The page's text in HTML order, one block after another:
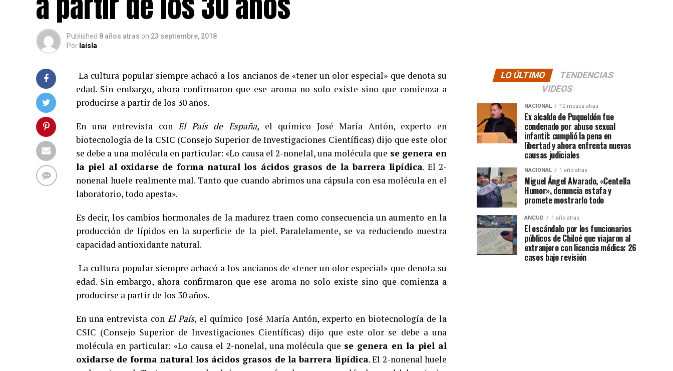
Published 8 años atras on 23 septiembre, 2018
Por laisla
La cultura popular siempre achacó a los ancianos de «tener un olor especial» que denota su
edad. Sin embargo, ahora confirmaron que ese aroma no solo existe sino que comienza a
producirse a partir de los 30 años.
En una entrevista conEl País de España, el químico José María Antón, experto en
biotecnología de la CSIC (Consejo Superior de Investigaciones Científicas) dijo que este olor
se debe a una molécula en particular: «Lo causa el 2-nonelal, una molécula que se genera en
la piel al oxidarse de forma natural los ácidos grasos de la barrera lipídica. El 2-
nonenal huele realmente mal. Tanto que cuando abrimos una cápsula con esa molécula en el
laboratorio, todo apesta».
Es decir, los cambios hormonales de la madurez traen como consecuencia un aumento en la
producción de lípidos en la superficie de la piel. Paralelamente, se va reduciendo nuestra
capacidad antioxidante natural.
La cultura popular siempre achacó a los ancianos de «tener un olor especial» que denota su
edad. Sin embargo, ahora confirmaron que ese aroma no solo existe sino que comienza a
producirse a partir de los 30 años.
En una entrevista con El País, el químico José María Antón, experto en biotecnología de la
CSIC (Consejo Superior de Investigaciones Científicas) dijo que este olor se debe a una
molécula en particular: «Lo causa el 2-nonelal, una molécula que se genera en la piel al
oxidarse de forma natural los ácidos grasos de la barrera lipídica. El 2-nonenal huele
LO ÚLTIMO
TENDENCIAS
VIDEOS
NACIONAL 10 meses atras
Ex alcalde de Puqueldón fue
condenado por abuso sexual
infantil: cumplió la pena en
libertad y ahora enfrenta nuevas
causas judiciales
NACIONAL 1 año atras
Miguel Ángel Alvarado, «Centella
Humor», denuncia estafa y
promete mostrarlo todo
ANCUD 1 año atras
El escándalo por los funcionarios
públicos de Chiloé que viajaron al
extranjero con licencia médica: 26
casos bajo revisión